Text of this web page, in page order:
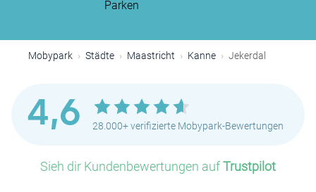
Parken
Mobypark Städte Maastricht Kanne Jekerdal
4,6 28.000+ verifizierte Mobypark-Bewertungen
Sieh dir Kundenbewertungen aufTrustpilot